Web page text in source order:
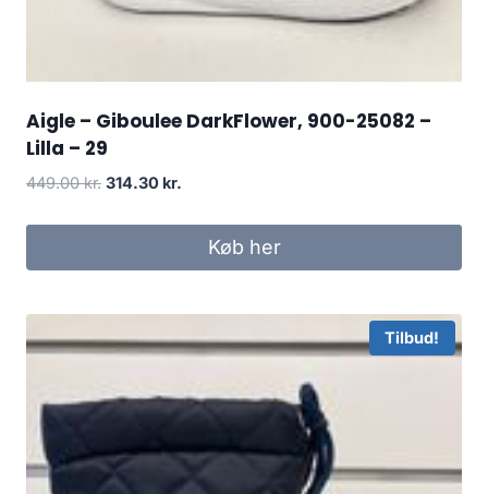
Aigle – Giboulee DarkFlower, 900-25082 –
Lilla – 29
449.00kr. Den
314.30 kr.
Køb her
Tilbud!